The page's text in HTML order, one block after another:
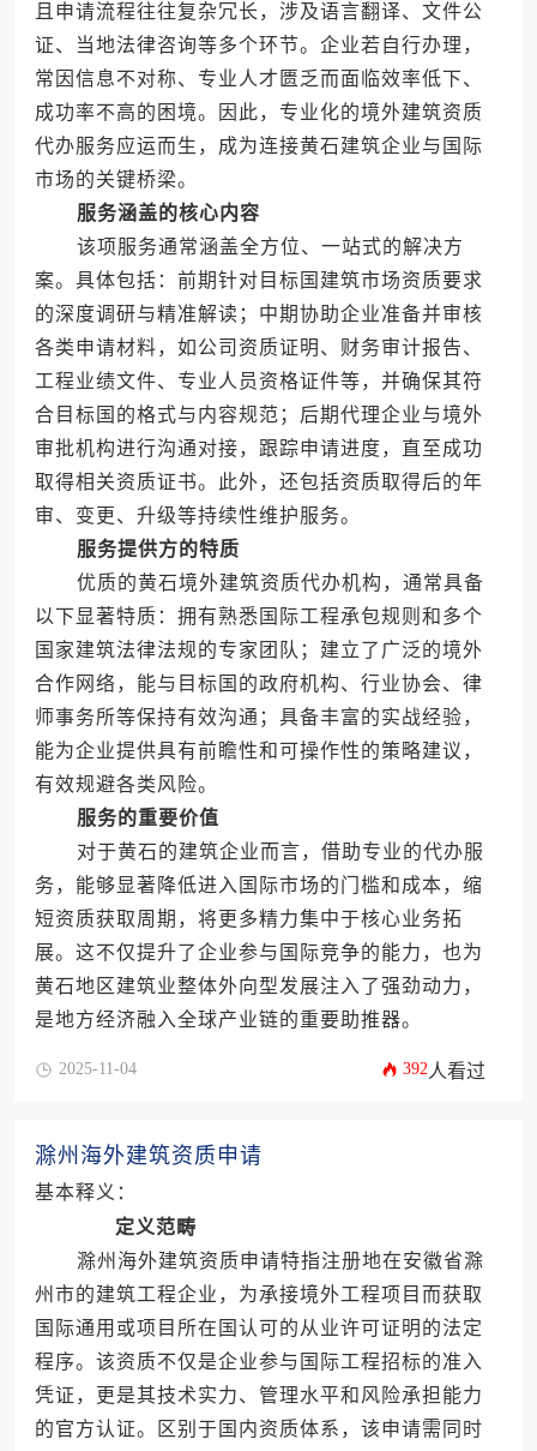
且申请流程往往复杂冗长，涉及语言翻译、文件公
证、当地法律咨询等多个环节。企业若自行办理，
常因信息不对称、专业人才匮乏而面临效率低下、
成功率不高的困境。因此，专业化的境外建筑资质
代办服务应运而生，成为连接黄石建筑企业与国际
市场的关键桥梁。
服务涵盖的核心内容
该项服务通常涵盖全方位、一站式的解决方
案。具体包括：前期针对目标国建筑市场资质要求
的深度调研与精准解读；中期协助企业准备并审核
各类申请材料，如公司资质证明、财务审计报告、
工程业绩文件、专业人员资格证件等，并确保其符
合目标国的格式与内容规范；后期代理企业与境外
审批机构进行沟通对接，跟踪申请进度，直至成功
取得相关资质证书。此外，还包括资质取得后的年
审、变更、升级等持续性维护服务。
服务提供方的特质
优质的黄石境外建筑资质代办机构，通常具备
以下显著特质：拥有熟悉国际工程承包规则和多个
国家建筑法律法规的专家团队；建立了广泛的境外
合作网络，能与目标国的政府机构、行业协会、律
师事务所等保持有效沟通；具备丰富的实战经验，
能为企业提供具有前瞻性和可操作性的策略建议，
有效规避各类风险。
服务的重要价值
对于黄石的建筑企业而言，借助专业的代办服
务，能够显著降低进入国际市场的门槛和成本，缩
短资质获取周期，将更多精力集中于核心业务拓
展。这不仅提升了企业参与国际竞争的能力，也为
黄石地区建筑业整体外向型发展注入了强劲动力，
是地方经济融入全球产业链的重要助推器。
2025-11-04 392人看过
滁州海外建筑资质申请
基本释义：
定义范畴
滁州海外建筑资质申请特指注册地在安徽省滁
州市的建筑工程企业，为承接境外工程项目而获取
国际通用或项目所在国认可的从业许可证明的法定
程序。该资质不仅是企业参与国际工程招标的准入
凭证，更是其技术实力、管理水平和风险承担能力
的官方认证。区别于国内资质体系，该申请需同时